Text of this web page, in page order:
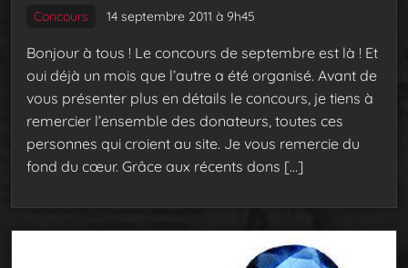
Concours 14 septembre 2011 à 9h45
Bonjour à tous ! Le concours de septembre est là ! Et
oui déjà un mois que l’autre a été organisé. Avant de
vous présenter plus en détails le concours, je tiens à
remercier l’ensemble des donateurs, toutes ces
personnes qui croient au site. Je vous remercie du
fond du cœur. Grâce aux récents dons […]